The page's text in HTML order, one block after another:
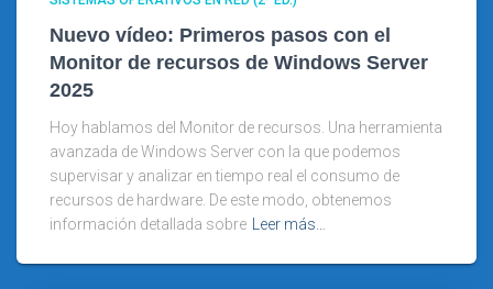
Nuevo vídeo: Primeros pasos con el
Monitor de recursos de Windows Server
2025
Hoy hablamos del Monitor de recursos. Una herramienta
avanzada de Windows Server con la que podemos
supervisar y analizar en tiempo real el consumo de
recursos de hardware. De este modo, obtenemos
información detallada sobre
Leer más…